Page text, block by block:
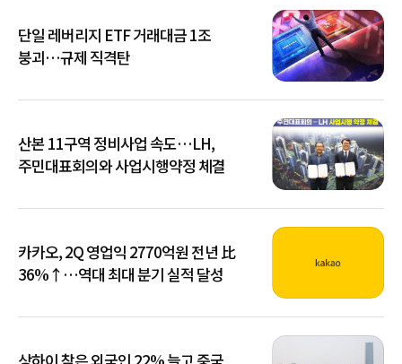
단일 레버리지 ETF 거래대금 1조
붕괴…규제 직격탄
산본 11구역 정비사업 속도…LH,
주민대표회의와 사업시행약정 체결
카카오, 2Q 영업익 2770억원 전년 比
36%↑…역대 최대 분기 실적 달성